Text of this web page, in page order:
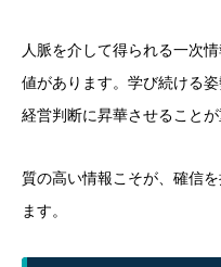
人脈を介して得られる一次
値があります。学び続ける
経営判断に昇華させることが
質の高い情報こそが、確信
ます。